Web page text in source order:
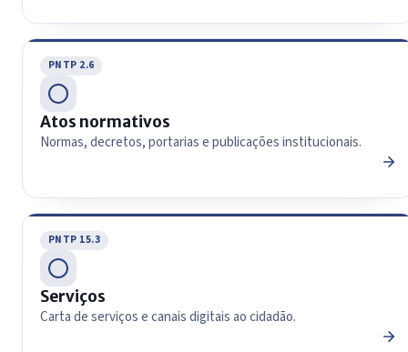
PNTP 2.6
Atos normativos
Normas, decretos, portarias e publicações institucionais.
PNTP 15.3
Serviços
Carta de serviços e canais digitais ao cidadão.